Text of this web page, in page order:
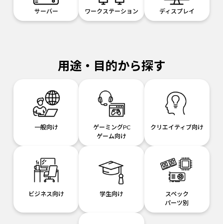
サーバー ワークステーション ディスプレイ
用途・目的から探す
一般向け
ゲーミングPC
ゲーム向け
クリエイティブ向け
ビジネス向け 学生向け
スペック
パーツ別